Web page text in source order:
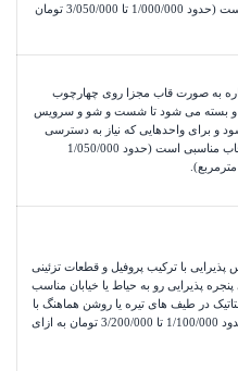
(حدود 1/000/000 تا 3/050/000 تومان
به صورت قاب مجزا روی چهارچوب
و بسته می شود تا شست و شو و سرویس
و برای واحدهایی که نیاز به دسترسی
مناسبی است (حدود 1/050/000
با ترکیب پروفیل و قطعات تزئینی
پذیرایی رو به حیاط یا خیابان مناسب
در طیف های تیره یا روشن هماهنگ با
1/100/000 تا 3/200/000 تومان به ازای